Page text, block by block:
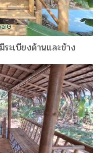
ะเบียงด้านและข้าง